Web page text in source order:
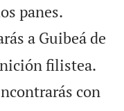
panes.
a Guibeá de
filistea.
con